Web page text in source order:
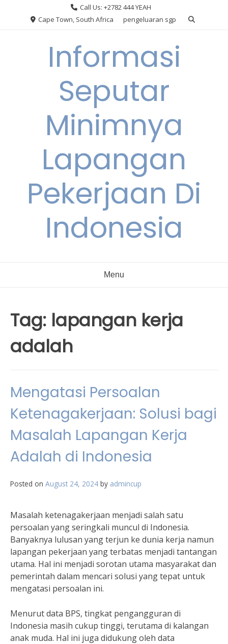
Call Us: +2782 444 YEAH
Cape Town, South Africa
pengeluaran sgp
Informasi
Seputar
Minimnya
Lapangan
Pekerjaan Di
Indonesia
Menu
Tag: lapangan kerja
adalah
Mengatasi Persoalan
Ketenagakerjaan: Solusi bagi
Masalah Lapangan Kerja
Adalah di Indonesia
Posted on August 24, 2024 by admincup
Masalah ketenagakerjaan menjadi salah satu
persoalan yang seringkali muncul di Indonesia.
Banyaknya lulusan yang terjun ke dunia kerja namun
lapangan pekerjaan yang terbatas menjadi tantangan
utama. Hal ini menjadi sorotan utama masyarakat dan
pemerintah dalam mencari solusi yang tepat untuk
mengatasi persoalan ini.
Menurut data BPS, tingkat pengangguran di
Indonesia masih cukup tinggi, terutama di kalangan
anak muda. Hal ini juga didukung oleh data